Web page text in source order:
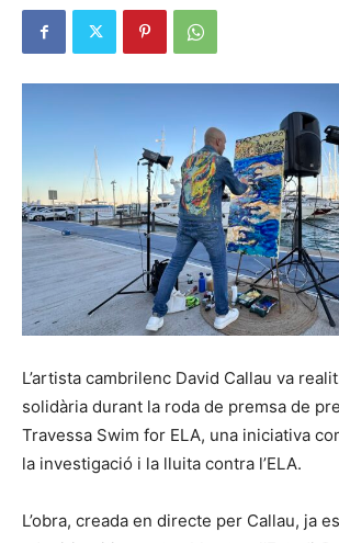
L’artista cambrilenc David Callau va
solidària durant la roda de premsa de
Travessa Swim for ELA, una iniciativa
la investigació i la lluita contra l’ELA.
L’obra, creada en directe per Callau, ja